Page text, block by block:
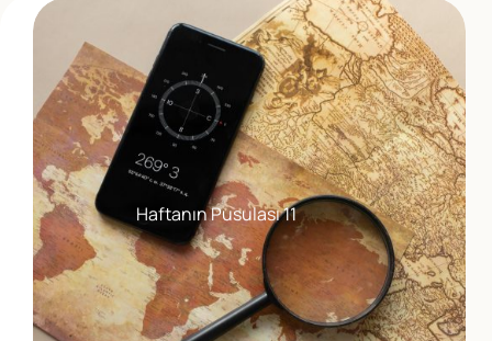
Haftanın Pusulası 11